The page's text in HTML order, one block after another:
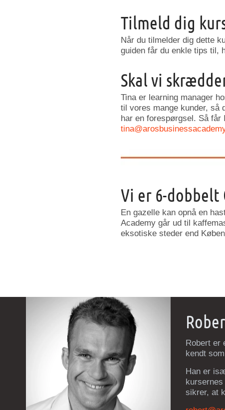
Tilmeld dig
Når du tilmelder dig dette
guiden får du enkle tips til,
Skal vi
Tina er learning manager
til vores mange kunder, så
har en forespørgsel. Så
Vi er 6-dobbelt
En gazelle kan opnå en
Academy går ud til
eksotiske steder end
Robert er
kendt
Han er
sikrer, at